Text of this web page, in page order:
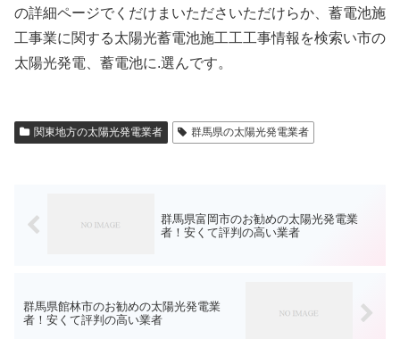
の詳細ページでくだけまいたださいただけらか、蓄電池施
工事業に関する太陽光蓄電池施工工工事情報を検索い市の
太陽光発電、蓄電池に.選んです。
関東地方の太陽光発電業者 群馬県の太陽光発電業者
群馬県富岡市のお勧めの太陽光発電業
者！安くて評判の高い業者
群馬県館林市のお勧めの太陽光発電業
者！安くて評判の高い業者